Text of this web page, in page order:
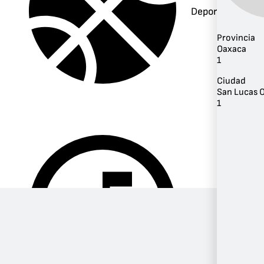
Deportes
Provincia
Oaxaca
1
Ciudad
San Lucas
1